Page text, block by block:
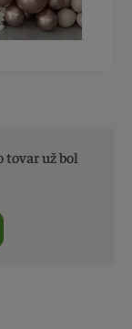
tovar už bol